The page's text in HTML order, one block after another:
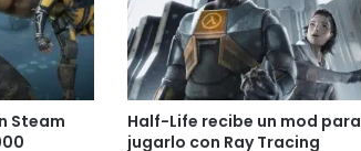
Steam
Half-Life recibe un mod para
jugarlo con Ray Tracing